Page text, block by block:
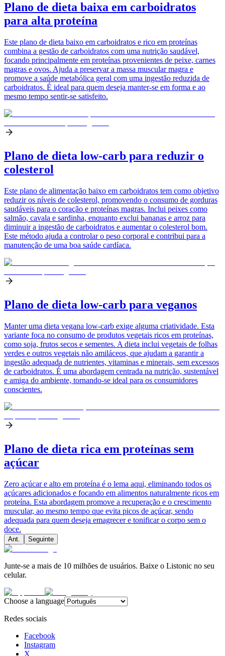
Plano de dieta baixa em carboidratos
para alta proteína
Este plano de dieta baixo em carboidratos e rico em proteínas
combina a gestão de carboidratos com uma nutrição saudável,
focando principalmente em proteínas provenientes de peixe, carnes
magras e ovos. Ajuda a preservar a massa muscular magra e
promove a saúde metabólica geral com uma ingestão reduzida de
carboidratos. É ideal para quem deseja manter-se em forma e ao
mesmo tempo sentir-se satisfeito.
Plano de dieta low-carb para reduzir o
colesterol
Este plano de alimentação baixo em carboidratos tem como objetivo
reduzir os níveis de colesterol, promovendo o consumo de gorduras
saudáveis para o coração e proteínas magras. Inclui peixes como
salmão, cavala e sardinha, enquanto exclui bananas e arroz para
diminuir a ingestão de carboidratos e aumentar o colesterol bom.
Este método ajuda a controlar o peso corporal e contribui para a
manutenção de uma boa saúde cardíaca.
Plano de dieta low-carb para veganos
Manter uma dieta vegana low-carb exige alguma criatividade. Esta
variante foca no consumo de produtos vegetais ricos em proteínas,
como soja, frutos secos e sementes. A dieta inclui vegetais de folhas
verdes e outros vegetais não amiláceos, que ajudam a garantir a
ingestão adequada de nutrientes, vitaminas e minerais, sem excessos
de carboidratos. É uma abordagem centrada na nutrição, sustentável
e amiga do ambiente, tornando-se ideal para os consumidores
conscientes.
Plano de dieta rica em proteínas sem
açúcar
Zero açúcar e alto em proteína é o lema aqui, eliminando todos os
açúcares adicionados e focando em alimentos naturalmente ricos em
proteína. Esta abordagem promove a recuperação e o crescimento
muscular, ao mesmo tempo que evita picos de açúcar, sendo
adequada para quem deseja emagrecer e tonificar o corpo sem o
doce.
Ant. Seguinte
Junte-se a mais de 10 milhões de usuários. Baixe o Listonic no seu
celular.
Choose a language
Redes sociais
Facebook
Instagram
X